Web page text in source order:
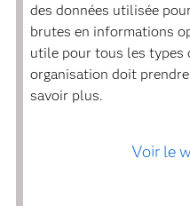
des données utilisée
brutes en informations
utile pour tous les types
organisation doit
savoir plus.
Voir le